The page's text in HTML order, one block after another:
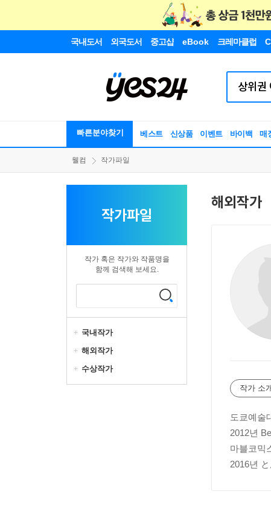
국내도서 외국도서 중고샵 eBook 크레마클럽
빠른분야찾기 베스트 신상품 이벤트 바이백 매
웰컴 작가파일
작가파일
작가 혹은 작가와 작품명을
함께 검색해 보세요.
국내작가
해외작가
수상작가
해외작가
작가 소
도쿄예술
2012년
마블코믹
2016년